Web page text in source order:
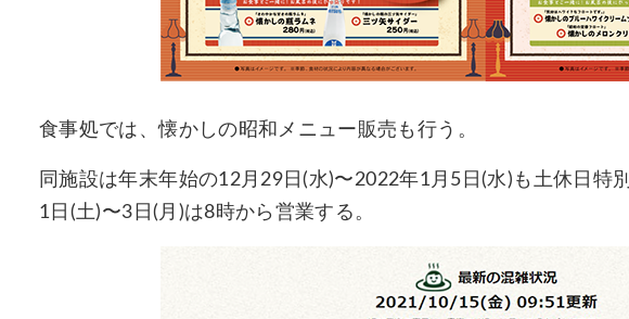
食事処では、懐かしの昭和メニュー販売も行う。
同施設は年末年始の12月29日(水)〜2022年1月5日(水)も土休日特
1日(土)〜3日(月)は8時から営業する。